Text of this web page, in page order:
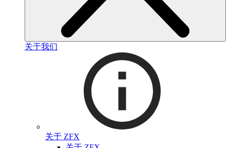
关于我们
关于 ZFX